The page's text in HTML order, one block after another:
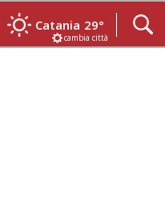
Catania 29°
cambia città